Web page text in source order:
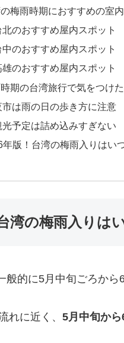
梅雨時期におすすめの室
北のおすすめ屋内スポット
中のおすすめ屋内スポット
雄のおすすめ屋内スポット
期の台湾旅行で気をつけ
市は雨の日の歩き方に注意
光予定は詰め込みすぎない
年版！台湾の梅雨入りはい
湾の梅雨入りは
般的に5月中旬ごろから
れに近く、 5月中旬か